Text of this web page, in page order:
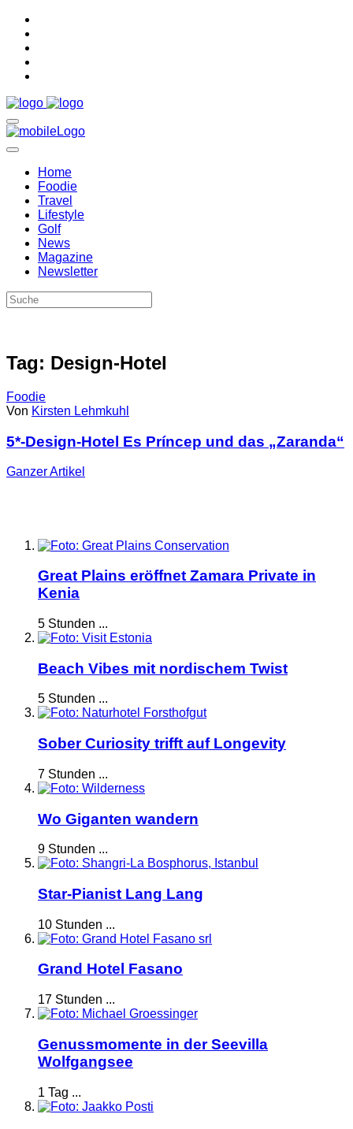
Home
Foodie
Travel
Lifestyle
Golf
News
Magazine
Newsletter
Tag: Design-Hotel
Foodie
Von Kirsten Lehmkuhl
5*-Design-Hotel Es Príncep und das „Zaranda“
GanzerArtikel
Great Plains eröffnet Zamara Private in
Kenia
5 Stunden ...
Beach Vibes mit nordischem Twist
5 Stunden ...
Sober Curiosity trifft auf Longevity
7 Stunden ...
Wo Giganten wandern
9 Stunden ...
Star-Pianist Lang Lang
10 Stunden ...
Grand Hotel Fasano
17 Stunden ...
Genussmomente in der Seevilla
Wolfgangsee
1 Tag ...